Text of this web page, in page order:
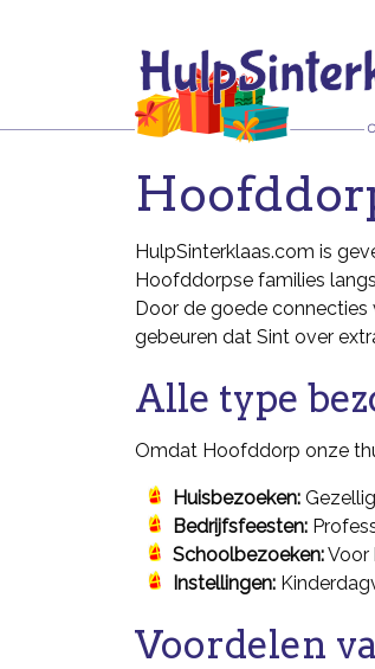
HulpSinterklaas.com is
Hoofddorpse families
Door de goede connecties
gebeuren dat Sint over
Alle type
Omdat Hoofddorp onze
Huisbezoeken:
Bedrijfsfeesten:
Schoolbezoeken:Voor
Instellingen:
Voordelen